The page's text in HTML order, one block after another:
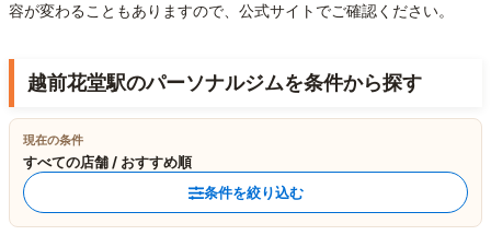
容が変わることもありますので、公式サイトでご確認ください。
越前花堂駅のパーソナルジムを条件から探す
現在の条件
すべての店舗 / おすすめ順
条件を絞り込む